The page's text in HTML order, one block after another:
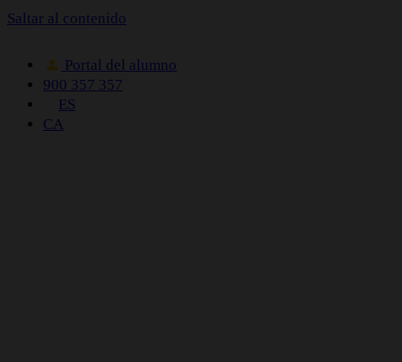
Saltar al contenido
Portal del alumno
900 357 357
ES
CA